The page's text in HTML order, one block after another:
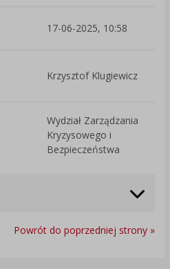
17-06-2025, 10:58
Krzysztof Klugiewicz
Wydział Zarządzania
Kryzysowego i
Bezpieczeństwa
Powrót do poprzedniej strony »